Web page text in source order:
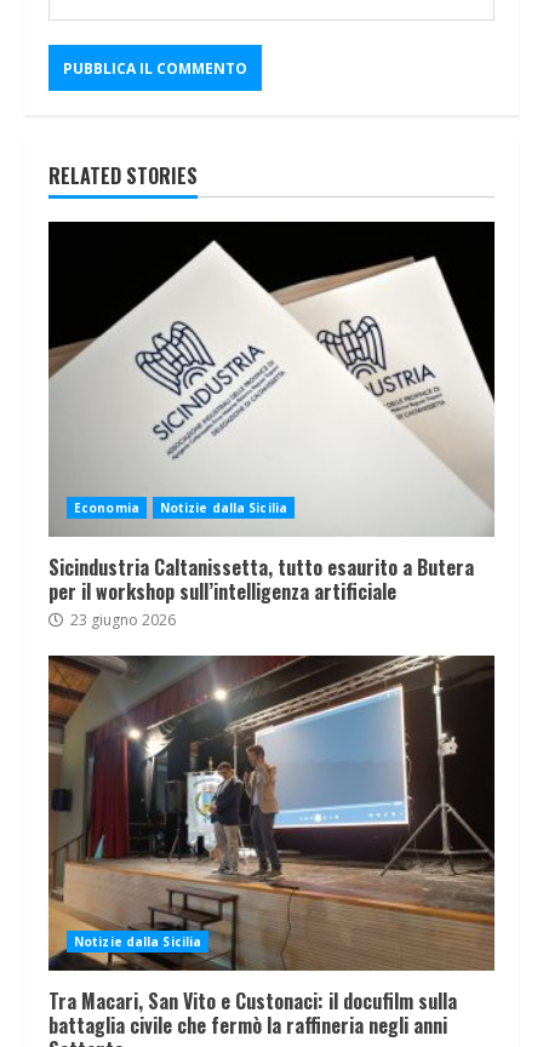
RELATED STORIES
Economia Notizie dalla Sicilia
Sicindustria Caltanissetta, tutto esaurito a Butera
per il workshop sull’intelligenza artificiale
23 giugno 2026
Notizie dalla Sicilia
Tra Macari, San Vito e Custonaci: il docufilm sulla
battaglia civile che fermò la raffineria negli anni